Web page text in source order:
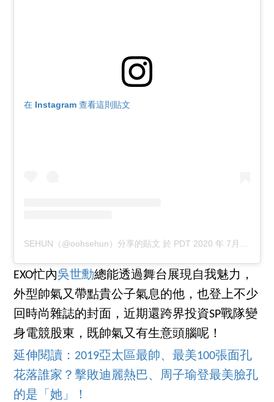
在 Instagram 查看這則貼文
SEHUN（@oohsehun）分享的貼文 於 PDT 2020 年 7月 月 9 日 上午 9:11
EXO忙內吳世勳總能透過舞台展現自我魅力，
外型帥氣又帶點貴公子氣息的他，也登上不少
回時尚雜誌的封面，近期還跨界投資SP戰隊變
身電競股東，既帥氣又有生意頭腦呢！
延伸閱讀：2019亞太區最帥、最美100張面孔
花落誰家？擊敗迪麗熱巴、周子瑜登最美臉孔
的是「她」！